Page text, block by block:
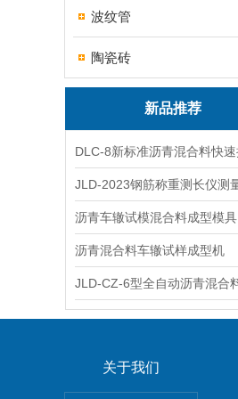
波纹管
陶瓷砖
新品推荐
沥青车辙试模混合料成型模具
沥青混合料车辙试样成型机
关于我们